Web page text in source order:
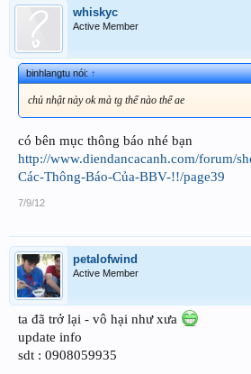
whiskyc
Active Member
binhlangtu nói:↑
chủ nhật này ok mà tg thế nào thế ae
có bên mục thông báo nhé bạn
http://www.diendancacanh.com/forum/
Các-Thông-Báo-Của-BBV-!!/page39
7/9/12
petalofwind
Active Member
ta đã trở lại - vô hại như xưa
update info
sdt : 0908059935